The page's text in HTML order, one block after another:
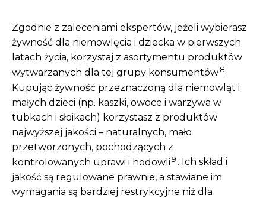
Zgodnie z zaleceniami ekspertów, jeżeli wybierasz
żywność dla niemowlęcia i dziecka w pierwszych
latach życia, korzystaj z asortymentu produktów
wytwarzanych dla tej grupy konsumentów8 .
Kupując żywność przeznaczoną dla niemowląt i
małych dzieci (np. kaszki, owoce i warzywa w
tubkach i słoikach) korzystasz z produktów
najwyższej jakości – naturalnych, mało
przetworzonych, pochodzących z
kontrolowanych uprawi i hodowli9 . Ich skład i
jakość są regulowane prawnie, a stawiane im
wymagania są bardziej restrykcyjne niż dla